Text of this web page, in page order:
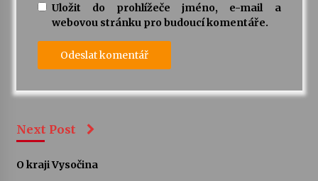
Uložit do prohlížeče jméno, e-mail a
webovou stránku pro budoucí komentáře.
Next Post
O kraji Vysočina